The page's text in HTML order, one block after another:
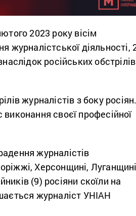
2023 року вісім
журналістської діяльності,
російських обстрілів
журналістів з боку
своєї професійної
журналістів
Херсонщині,
(9) росіяни скоїли на
журналіст УНІАН